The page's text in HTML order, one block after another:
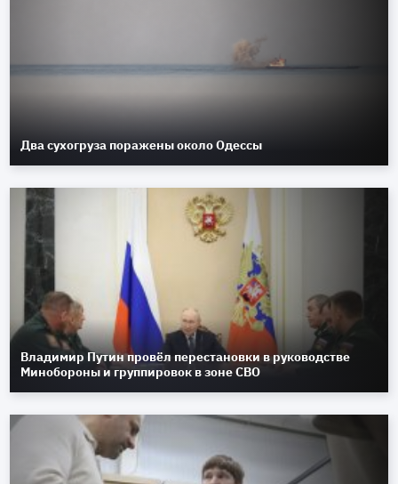
Два сухогруза поражены около Одессы
Владимир Путин провёл перестановки в руководстве
Минобороны и группировок в зоне СВО